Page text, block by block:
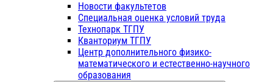
Новости факультетов
Специальная оценка условий труда
Технопарк ТГПУ
Кванториум ТГПУ
Центр дополнительного физико-
математического и естественно-научного
образования